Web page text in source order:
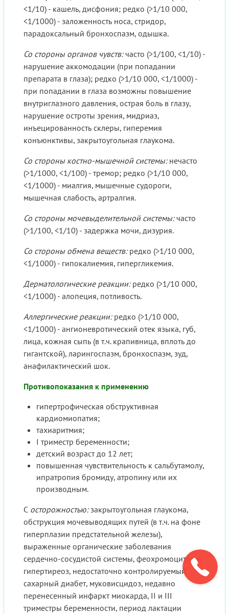
<1/10) - кашель, дисфония; редко (>1/10 000,
<1/1000) - заложенность носа, стридор,
парадоксальный бронхоспазм, одышка.
Со стороны органов чувств:часто (>1/100, <1/10) -
нарушение аккомодации (при попадании
препарата в глаза); редко (>1/10 000, <1/1000) -
при попадании в глаза возможны повышение
внутриглазного давления, острая боль в глазу,
нарушение остроты зрения, мидриаз,
инъецированность склеры, гиперемия
конъюнктивы, закрытоугольная глаукома.
Со стороны костно-мышечной системы:нечасто
(>1/1000, <1/100) - тремор; редко (>1/10 000,
<1/1000) - миалгия, мышечные судороги,
мышечная слабость, артралгия.
Со стороны мочевыделительной системы:часто
(>1/100, <1/10) - задержка мочи, дизурия.
Со стороны обмена веществ:редко (>1/10 000,
<1/1000) - гипокалиемия, гипергликемия.
Дерматологические реакции:редко (>1/10 000,
<1/1000) - алопеция, потливость.
Аллергические реакции:редко (>1/10 000,
<1/1000) - ангионевротический отек языка, губ,
лица, кожная сыпь (в т.ч. крапивница, вплоть до
гигантской), ларингоспазм, бронхоспазм, зуд,
анафилактический шок.
Противопоказания к применению
гипертрофическая обструктивная
кардиомиопатия;
тахиаритмия;
I триместр беременности;
детский возраст до 12 лет;
повышенная чувствительность к сальбутамолу,
ипратропия бромиду, атропину или их
производным.
С осторожностью:закрытоугольная глаукома,
обструкция мочевыводящих путей (в т.ч. на фоне
гиперплазии предстательной железы),
выраженные органические заболевания
сердечно-сосудистой системы, феохромоцитома,
гипертиреоз, недостаточно контролируемый
сахарный диабет, муковисцидоз, недавно
перенесенный инфаркт миокарда, II и III
триместры беременности, период лактации